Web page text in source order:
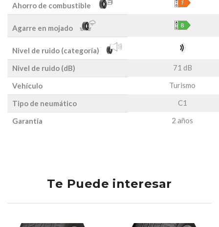
Ahorro de combustible
Agarre en mojado
Nivel de ruido (categoría)
Nivel de ruido (dB)
71 dB
Vehículo Turismo
Tipo de neumático C1
Garantía 2 años
Te Puede interesar